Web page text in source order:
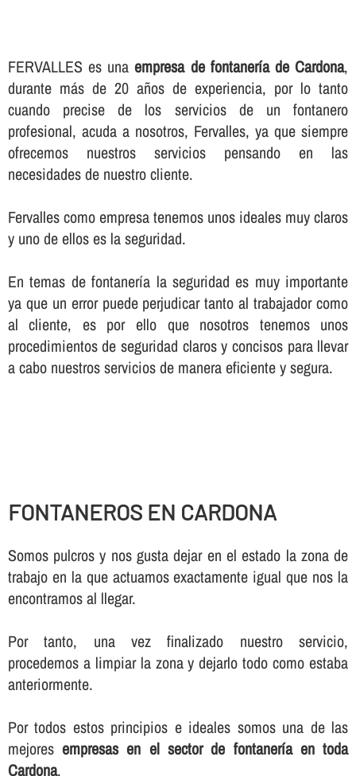
FERVALLES es unaempresa de fontanerí­a de Cardona,
durante más de 20 años de experiencia, por lo tanto
cuando precise de los servicios de un fontanero
profesional, acuda a nosotros, Fervalles, ya que siempre
ofrecemos nuestros servicios pensando en las
necesidades de nuestro cliente.
Fervalles como empresa tenemos unos ideales muy claros
y uno de ellos es la seguridad.
En temas de fontanerí­a la seguridad es muy importante
ya que un error puede perjudicar tanto al trabajador como
al cliente, es por ello que nosotros tenemos unos
procedimientos de seguridad claros y concisos para llevar
a cabo nuestros servicios de manera eficiente y segura.
FONTANEROS EN CARDONA
Somos pulcros y nos gusta dejar en el estado la zona de
trabajo en la que actuamos exactamente igual que nos la
encontramos al llegar.
Por tanto, una vez finalizado nuestro servicio,
procedemos a limpiar la zona y dejarlo todo como estaba
anteriormente.
Por todos estos principios e ideales somos una de las
mejoresempresas en el sector de fontanerí­a en toda
Cardona.